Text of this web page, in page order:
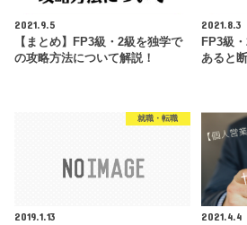
2021.9.5
【まとめ】FP3級・2級を独学で
の攻略方法について解説！
2021.8.3
FP3級
あると
就職・転職
2019.1.13
2021.4.4